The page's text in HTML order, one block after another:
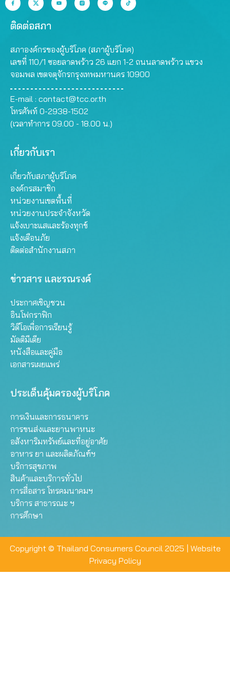
ติดต่อสภา
สภาองค์กรของผู้บริโภค (สภาผู้บริโภค)
เลขที่ 110/1 ซอยลาดพร้าว 26 แยก 1-2 ถนนลาดพร้าว แขวง
จอมพล เขตจตุจักรกรุงเทพมหานคร 10900
E-mail : contact@tcc.or.th
โทรศัพท์ 0-2938-1502
(เวลาทำการ 09.00 - 18.00 น.)
เกี่ยวกับเรา
เกี่ยวกับสภาผู้บริโภค
องค์กรสมาชิก
หน่วยงานเขตพื้นที่
หน่วยงานประจำจังหวัด
แจ้งเบาะแสและร้องทุกข์
แจ้งเตือนภัย
ติดต่อสำนักงานสภา
ข่าวสาร และรณรงค์
ประกาศเชิญชวน
อินโฟกราฟิก
วิดีโอเพื่อการเรียนรู้
มัลติมีเดีย
หนังสือและคู่มือ
เอกสารเผยแพร่
ประเด็นคุ้มครองผู้บริโภค
การเงินและการธนาคาร
การขนส่งและยานพาหนะ
อสังหาริมทรัพย์และที่อยู่อาศัย
อาหาร ยา และผลิตภัณฑ์ฯ
บริการสุขภาพ
สินค้าและบริการทั่วไป
การสื่อสาร โทรคมนาคมฯ
บริการ สาธารณะ ฯ
การศึกษา
Copyright © Thailand Consumers Council 2025 | Website
Privacy Policy